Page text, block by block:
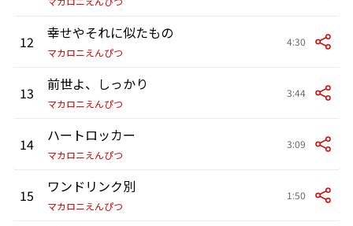
12 幸せやそれに似たもの
マカロニえんぴつ
4:30
13 前世よ、しっかり
マカロニえんぴつ
3:44
14 ハートロッカー
マカロニえんぴつ
3:09
15 ワンドリンク別
マカロニえんぴつ
1:50